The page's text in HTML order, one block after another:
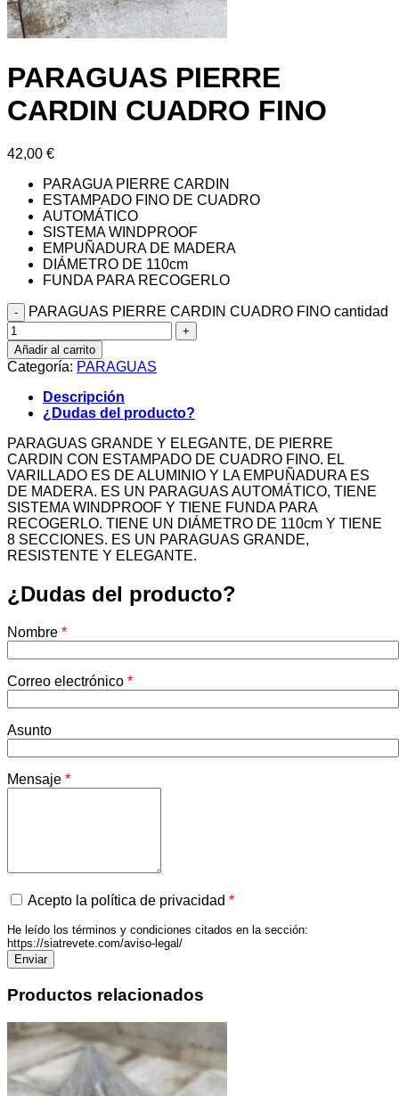
PARAGUAS PIERRE
CARDIN CUADRO FINO
42,00 €
PARAGUA PIERRE CARDIN
ESTAMPADO FINO DE CUADRO
AUTOMÁTICO
SISTEMA WINDPROOF
EMPUÑADURA DE MADERA
DIÁMETRO DE 110cm
FUNDA PARA RECOGERLO
PARAGUAS PIERRE CARDIN CUADRO FINO cantidad
Añadir al carrito
Categoría: PARAGUAS
Descripción
¿Dudas del producto?
PARAGUAS GRANDE Y ELEGANTE, DE PIERRE
CARDIN CON ESTAMPADO DE CUADRO FINO. EL
VARILLADO ES DE ALUMINIO Y LA EMPUÑADURA ES
DE MADERA. ES UN PARAGUAS AUTOMÁTICO, TIENE
SISTEMA WINDPROOF Y TIENE FUNDA PARA
RECOGERLO. TIENE UN DIÁMETRO DE 110cm Y TIENE
8 SECCIONES. ES UN PARAGUAS GRANDE,
RESISTENTE Y ELEGANTE.
¿Dudas del producto?
Nombre *
Correo electrónico *
Asunto
Mensaje *
Acepto la política de privacidad *
He leído los términos y condiciones citados en la sección:
https://siatrevete.com/aviso-legal/
Productos relacionados